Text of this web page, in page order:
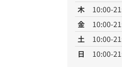
木
10:00-
金
10:00-
土
10:00-
日
10:00-